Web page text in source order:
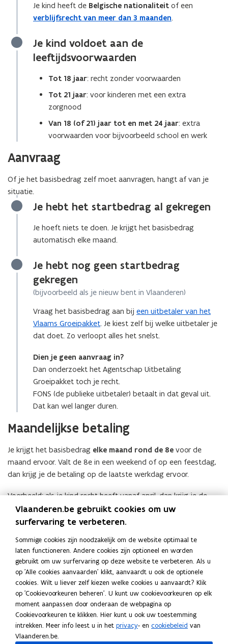
Je kind heeft de Belgische nationaliteit of een
verblijfsrecht van meer dan 3 maanden.
Je kind voldoet aan de
leeftijdsvoorwaarden
Tot 18 jaar: recht zonder voorwaarden
Tot 21 jaar: voor kinderen met een extra
zorgnood
Van 18 (of 21) jaar tot en met 24 jaar: extra
voorwaarden voor bijvoorbeeld school en werk
Aanvraag
Of je het basisbedrag zelf moet aanvragen, hangt af van je
situatie.
Je hebt het startbedrag al gekregen
Je hoeft niets te doen. Je krijgt het basisbedrag
automatisch elke maand.
Je hebt nog geen startbedrag
gekregen
(bijvoorbeeld als je nieuw bent in Vlaanderen)
Vraag het basisbedrag aan bij een uitbetaler van het
Vlaams Groeipakket. Je kiest zelf bij welke uitbetaler je
dat doet. Zo verloopt alles het snelst.
Dien je geen aanvraag in?
Dan onderzoekt het Agentschap Uitbetaling
Groeipakket toch je recht.
FONS (de publieke uitbetaler) betaalt in dat geval uit.
Dat kan wel langer duren.
Maandelijkse betaling
Je krijgt het basisbedrag elke maand rond de 8e voor de
maand ervoor. Valt de 8e in een weekend of op een feestdag,
dan krijg je de betaling op de laatste werkdag ervoor.
Voorbeeld: als je kind recht heeft vanaf april, dan krijg je de
eerste betaling rond 8 mei.
Basisbedrag en andere toeslagen
Soms heb je naast het basisbedrag recht opextra steun
hangt af van je inkomen of je gezinssituatie.
Bekijk alle toeslagen van het Vlaams Groeipakket.
Ook interessant
Ik heb een kind jonger dan 18 jaar
Ik verwacht een kind
Toeslagen
Vlaanderen.be gebruikt cookies om uw
surfervaring te verbeteren.
Sommige cookies zijn noodzakelijk om de website optimaal te
laten functioneren. Andere cookies zijn optioneel en worden
gebruikt om uw surfervaring op deze website te verbeteren. Als u
op 'Alle cookies aanvaarden' klikt, aanvaardt u ook de optionele
cookies. Wilt u liever zelf kiezen welke cookies u aanvaardt? Klik
op 'Cookievoorkeuren beheren'. U kunt uw cookievoorkeuren op elk
moment aanpassen door onderaan de webpagina op
Cookievoorkeuren te klikken. Hier kunt u ook uw toestemming
intrekken. Meer info leest u in het privacy- en cookiebeleid van
Vlaanderen.be.